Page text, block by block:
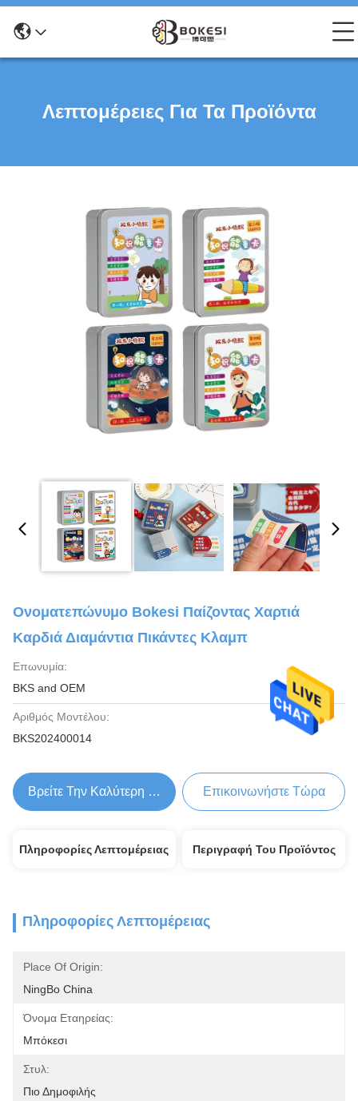
Λεπτομέρειες Για Τα Προϊόντα
Ονοματεπώνυμο Bokesi Παίζοντας Χαρτιά
Καρδιά Διαμάντια Πικάντες Κλαμπ
Επωνυμία:
BKS and OEM
Αριθμός Μοντέλου:
BKS202400014
Βρείτε Την Καλύτερη Τιμή Επικοινωνήστε Τώρα
Πληροφορίες Λεπτομέρειας Περιγραφή Του Προϊόντος
Πληροφορίες Λεπτομέρειας
Place Of Origin:
NingBo China
Όνομα Εταηρείας:
Μπόκεσι
Στυλ:
Πιο Δημοφιλής